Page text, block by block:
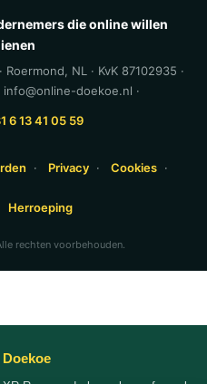
die online willen
NL · KvK 87102935 ·
info@online-doekoe.nl ·
6 13 41 05 59
· Privacy · Cookies ·
Herroeping
rechten voorbehouden.